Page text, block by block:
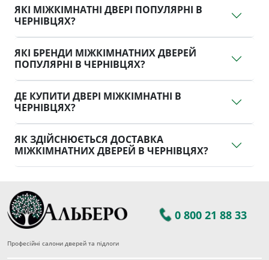
ЯКІ МІЖКІМНАТНІ ДВЕРІ ПОПУЛЯРНІ В
ЧЕРНІВЦЯХ?
ЯКІ БРЕНДИ МІЖКІМНАТНИХ ДВЕРЕЙ
ПОПУЛЯРНІ В ЧЕРНІВЦЯХ?
ДЕ КУПИТИ ДВЕРІ МІЖКІМНАТНІ В
ЧЕРНІВЦЯХ?
ЯК ЗДІЙСНЮЄТЬСЯ ДОСТАВКА
МІЖКІМНАТНИХ ДВЕРЕЙ В ЧЕРНІВЦЯХ?
0 800 21 88 33
Професійні салони дверей та підлоги